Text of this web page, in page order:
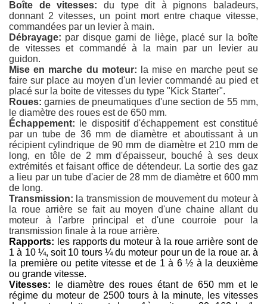
Boîte de vitesses: du type dit à pignons baladeurs,
donnant 2 vitesses, un point mort entre chaque vitesse,
commandées par un levier à main.
Débrayage: par disque garni de liège, placé sur la boîte
de vitesses et commandé à la main par un levier au
guidon.
Mise en marche du moteur: la mise en marche peut se
faire sur place au moyen d'un levier commandé au pied et
placé sur la boite de vitesses du type "Kick Starter".
Roues: garnies de pneumatiques d'une section de 55 mm,
le diamètre des roues est de 650 mm.
Échappement: le dispositif d'échappement est constitué
par un tube de 36 mm de diamètre et aboutissant à un
récipient cylindrique de 90 mm de diamètre et 210 mm de
long, en tôle de 2 mm d'épaisseur, bouché à ses deux
extrémités et faisant office de détendeur. La sortie des gaz
a lieu par un tube d'acier de 28 mm de diamètre et 600 mm
de long.
Transmission: la transmission de mouvement du moteur à
la roue arrière se fait au moyen d'une chaine allant du
moteur à l'arbre principal et d'une courroie pour la
transmission finale à la roue arrière.
Rapports: les rapports du moteur à la roue arrière sont de
1 à 10 ¼, soit 10 tours ¼ du moteur pour un de la roue ar. à
la première ou petite vitesse et de 1 à 6 ½ à la deuxième
ou grande vitesse.
Vitesses:
le diamètre des roues étant de 650 mm et le
régime du moteur de 2500 tours à la minute, les vitesses